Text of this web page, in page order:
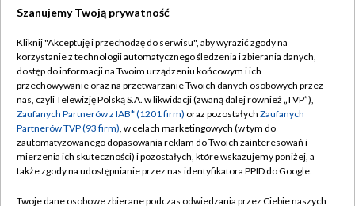
TVP
Abonament TVP
Emisja w TVP
Centrum informacji TVP
Naziemna Telewizja Cyfrowa
Regulamin TVP
Polityka prywatności
Moje zgody
Pomoc
Szanujemy Twoją prywatność
Kliknij "Akceptuję i przechodzę do serwisu", aby wyrazić zgody na
korzystanie z technologii automatycznego śledzenia i zbierania danych,
dostęp do informacji na Twoim urządzeniu końcowym i ich
przechowywanie oraz na przetwarzanie Twoich danych osobowych przez
nas, czyli Telewizję Polską S.A. w likwidacji (zwaną dalej również „TVP”),
Zaufanych Partnerów z IAB* (1201 firm) oraz pozostałych Zaufanych
Partnerów TVP (93 firm), w celach marketingowych (w tym do
zautomatyzowanego dopasowania reklam do Twoich zainteresowań i
mierzenia ich skuteczności) i pozostałych, które wskazujemy poniżej, a
także zgody na udostępnianie przez nas identyfikatora PPID do Google.
Twoje dane osobowe zbierane podczas odwiedzania przez Ciebie naszych